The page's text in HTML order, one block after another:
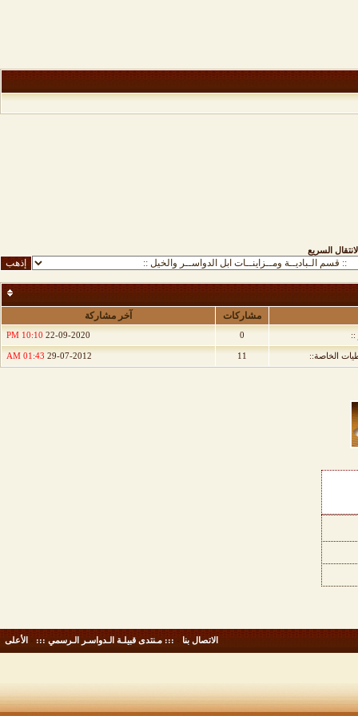
السريع
مشاركات آخر مشاركة
::
0
22-09-2020
10:10 PM
الخاصة:: 11
29-07-2012
01:43 AM
الاتصال بنا - ::: مـنتدى قبيلـة الـدواسـر الـرسمي ::: - الأعلى